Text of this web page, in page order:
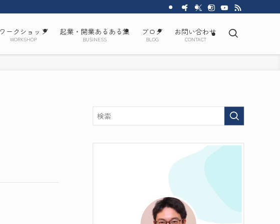
ワークショップ
WORKSHOP
起業・開業あるある集
BUSINESS
ブログ
BLOG
お問い合わせ
CONTACT